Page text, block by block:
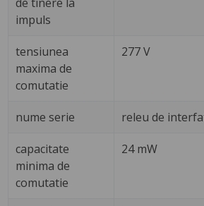
impuls
tensiunea
maxima de
comutatie
277 V
nume serie releu de
capacitate
minima de
comutatie
24 mW